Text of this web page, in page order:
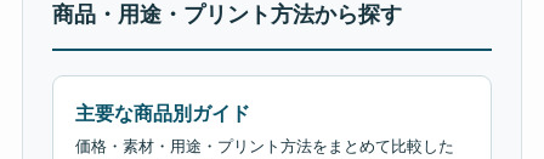
商品・用途・プリント方法から探す
主要な商品別ガイド
価格・素材・用途・プリント方法をまとめて比較した